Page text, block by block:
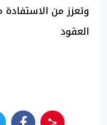
وتعزز من الاستفادة
العقود